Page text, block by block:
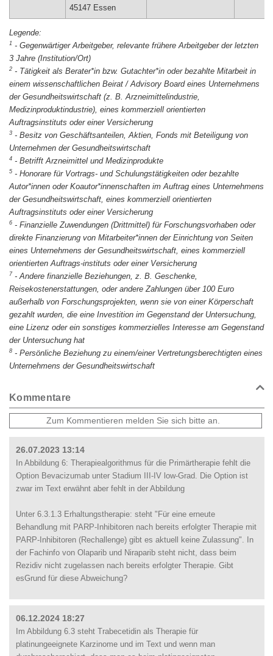
45147 Essen
1 - Gegenwärtiger Arbeitgeber, relevante frühere Arbeitgeber der letzten
3 Jahre (Institution/Ort)
2 - Tätigkeit als Berater*in bzw. Gutachter*in oder bezahlte Mitarbeit in
einem wissenschaftlichen Beirat / Advisory Board eines Unternehmens
der Gesundheitswirtschaft (z. B. Arzneimittelindustrie,
Medizinproduktindustrie), eines kommerziell orientierten
Auftragsinstituts oder einer Versicherung
3 - Besitz von Geschäftsanteilen, Aktien, Fonds mit Beteiligung von
Unternehmen der Gesundheitswirtschaft
4 - Betrifft Arzneimittel und Medizinprodukte
5 - Honorare für Vortrags- und Schulungstätigkeiten oder bezahlte
Autor*innen oder Koautor*innenschaften im Auftrag eines Unternehmens
der Gesundheitswirtschaft, eines kommerziell orientierten
Auftragsinstituts oder einer Versicherung
6 - Finanzielle Zuwendungen (Drittmittel) für Forschungsvorhaben oder
direkte Finanzierung von Mitarbeiter*innen der Einrichtung von Seiten
eines Unternehmens der Gesundheitswirtschaft, eines kommerziell
orientierten Auftrags-instituts oder einer Versicherung
7 - Andere finanzielle Beziehungen, z. B. Geschenke,
Reisekostenerstattungen, oder andere Zahlungen über 100 Euro
außerhalb von Forschungsprojekten, wenn sie von einer Körperschaft
gezahlt wurden, die eine Investition im Gegenstand der Untersuchung,
eine Lizenz oder ein sonstiges kommerzielles Interesse am Gegenstand
der Untersuchung hat
8 - Persönliche Beziehung zu einem/einer Vertretungsberechtigten eines
Unternehmens der Gesundheitswirtschaft
Kommentare
26.07.2023 13:14
In Abbildung 6: Therapiealgorithmus für die Primärtherapie fehlt die
Option Bevacizumab unter Stadium III-IV low-Grad. Die Option ist
zwar im Text erwähnt aber fehlt in der Abbildung
Unter 6.3.1.3 Erhaltungstherapie: steht "Für eine erneute
Behandlung mit PARP-Inhibitoren nach bereits erfolgter Therapie mit
PARP-Inhibitoren (Rechallenge) gibt es aktuell keine Zulassung". In
der Fachinfo von Olaparib und Niraparib steht nicht, dass beim
Rezidiv nicht zugelassen nach bereits erfolgter Therapie. Gibt
esGrund für diese Abweichung?
06.12.2024 18:27
Im Abbildung 6.3 steht Trabecetidin als Therapie für
platinungeeignete Karzinome und im Text und wenn man